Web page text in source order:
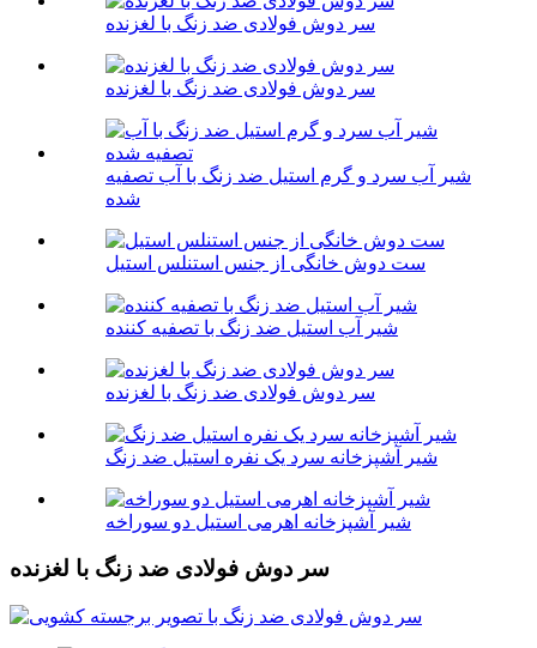
سر دوش فولادی ضد زنگ با لغزنده
سر دوش فولادی ضد زنگ با لغزنده
شیر آب سرد و گرم استیل ضد زنگ با آب تصفیه
شده
ست دوش خانگی از جنس استنلس استیل
شیر آب استیل ضد زنگ با تصفیه کننده
سر دوش فولادی ضد زنگ با لغزنده
شیر آشپزخانه سرد یک نفره استیل ضد زنگ
شیر آشپزخانه اهرمی استیل دو سوراخه
سر دوش فولادی ضد زنگ با لغزنده